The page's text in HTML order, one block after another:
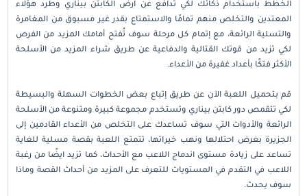
الخطط باستخدام ذكائك لكي تدافع عن ارض الكابتن بيناري وطرد هؤلاء
المعتدين والتخلص منهم تمامًا والاستمتاع بقدر غير مسبوق من المغامرة
والتسلية الرائعة، مع إتمام كل مرحلة سوف تُفتح أمامك المزيد من الفرص
لكي تزيد من قوتك القتالية والدفاعية عن طريق شراء المزيد من الأسلحة
الأكثر فتكًا بأعداد غفيرة من الأعداء.
قم بتحميل اللعبة الآن عن طريق إتباع بعض الخطوات السهلة والبسيطة
لكي تتقمص دور كابتن بيناري وتستخدم مجموعة كبيرة ومتنوعة من الأسلحة
الرائعة والأدوات التي سوف تساعدك على التخلص من الأعداء القادمين إلى
الجزيرة بغرض احتلالها ونهب خيراتها، تتمتع اللعبة بقصة مسلية للغاية
تساعد على زيادة مستوى اندماج اللاعب مع الأحداث، كما تزيد ايضًا من رغبة
اللاعب في التقدم في المستويات للتعرف على المزيد من أحداث القصة وماذا
سوف يحدث.